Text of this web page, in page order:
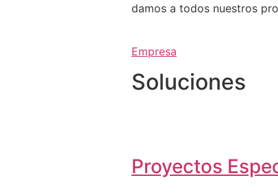
damos a todos nuestros
Empresa
Soluciones
Proyectos